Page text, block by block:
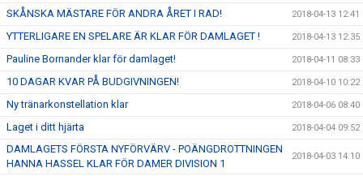
SKÅNSKA MÄSTARE FÖR ANDRA ÅRET I RAD! 2018-04-13 12:41
YTTERLIGARE EN SPELARE ÄR KLAR FÖR DAMLAGET ! 2018-04-13 12:35
Pauline Bornander klar för damlaget! 2018-04-11 08:33
10 DAGAR KVAR PÅ BUDGIVNINGEN! 2018-04-10 10:22
Ny tränarkonstellation klar 2018-04-06 08:40
Laget i ditt hjärta 2018-04-04 09:52
DAMLAGETS FÖRSTA NYFÖRVÄRV - POÄNGDROTTNINGEN
HANNA HASSEL KLAR FÖR DAMER DIVISION 1
2018-04-03 14:10